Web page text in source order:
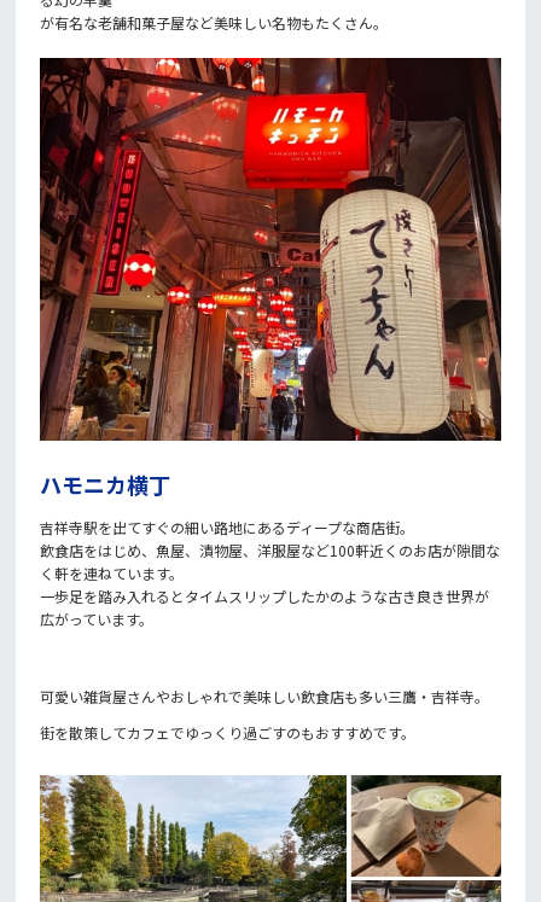
が有名な老舗和菓子屋など美味しい名物もたくさん。
ハモニカ横丁
吉祥寺駅を出てすぐの細い路地にあるディープな商店街。
飲食店をはじめ、魚屋、漬物屋、洋服屋など100軒近くのお店が隙間な
く軒を連ねています。
一歩足を踏み入れるとタイムスリップしたかのような古き良き世界が
広がっています。
可愛い雑貨屋さんやおしゃれで美味しい飲食店も多い三鷹・吉祥寺。
街を散策してカフェでゆっくり過ごすのもおすすめです。